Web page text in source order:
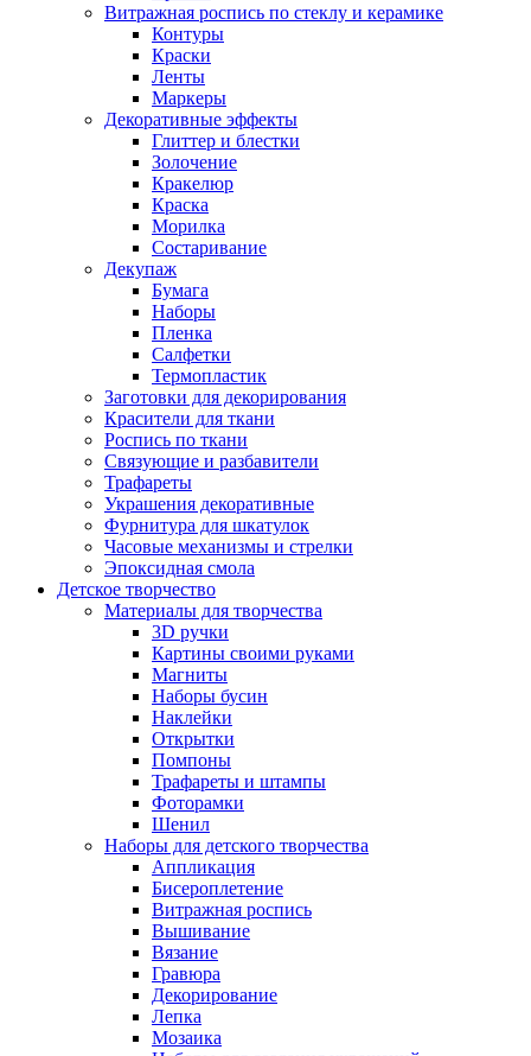
Витражная роспись по стеклу и керамике
Контуры
Краски
Ленты
Маркеры
Декоративные эффекты
Глиттер и блестки
Золочение
Кракелюр
Краска
Морилка
Состаривание
Декупаж
Бумага
Наборы
Пленка
Салфетки
Термопластик
Заготовки для декорирования
Красители для ткани
Роспись по ткани
Связующие и разбавители
Трафареты
Украшения декоративные
Фурнитура для шкатулок
Часовые механизмы и стрелки
Эпоксидная смола
Детское творчество
Материалы для творчества
3D ручки
Картины своими руками
Магниты
Наборы бусин
Наклейки
Открытки
Помпоны
Трафареты и штампы
Фоторамки
Шенил
Наборы для детского творчества
Аппликация
Бисероплетение
Витражная роспись
Вышивание
Вязание
Гравюра
Декорирование
Лепка
Мозаика